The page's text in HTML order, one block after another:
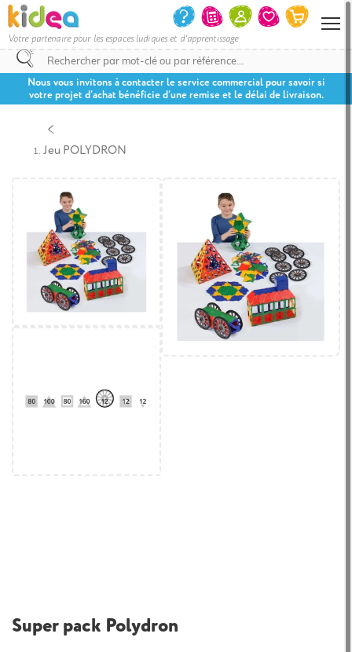
Votre partenaire pour les espaces ludiques et d'apprentissage
Nous vous invitons à contacter le service commercial pour savoir si
votre projet d’achat bénéficie d’une remise et le délai de livraison.
Jeu POLYDRON
Super pack Polydron